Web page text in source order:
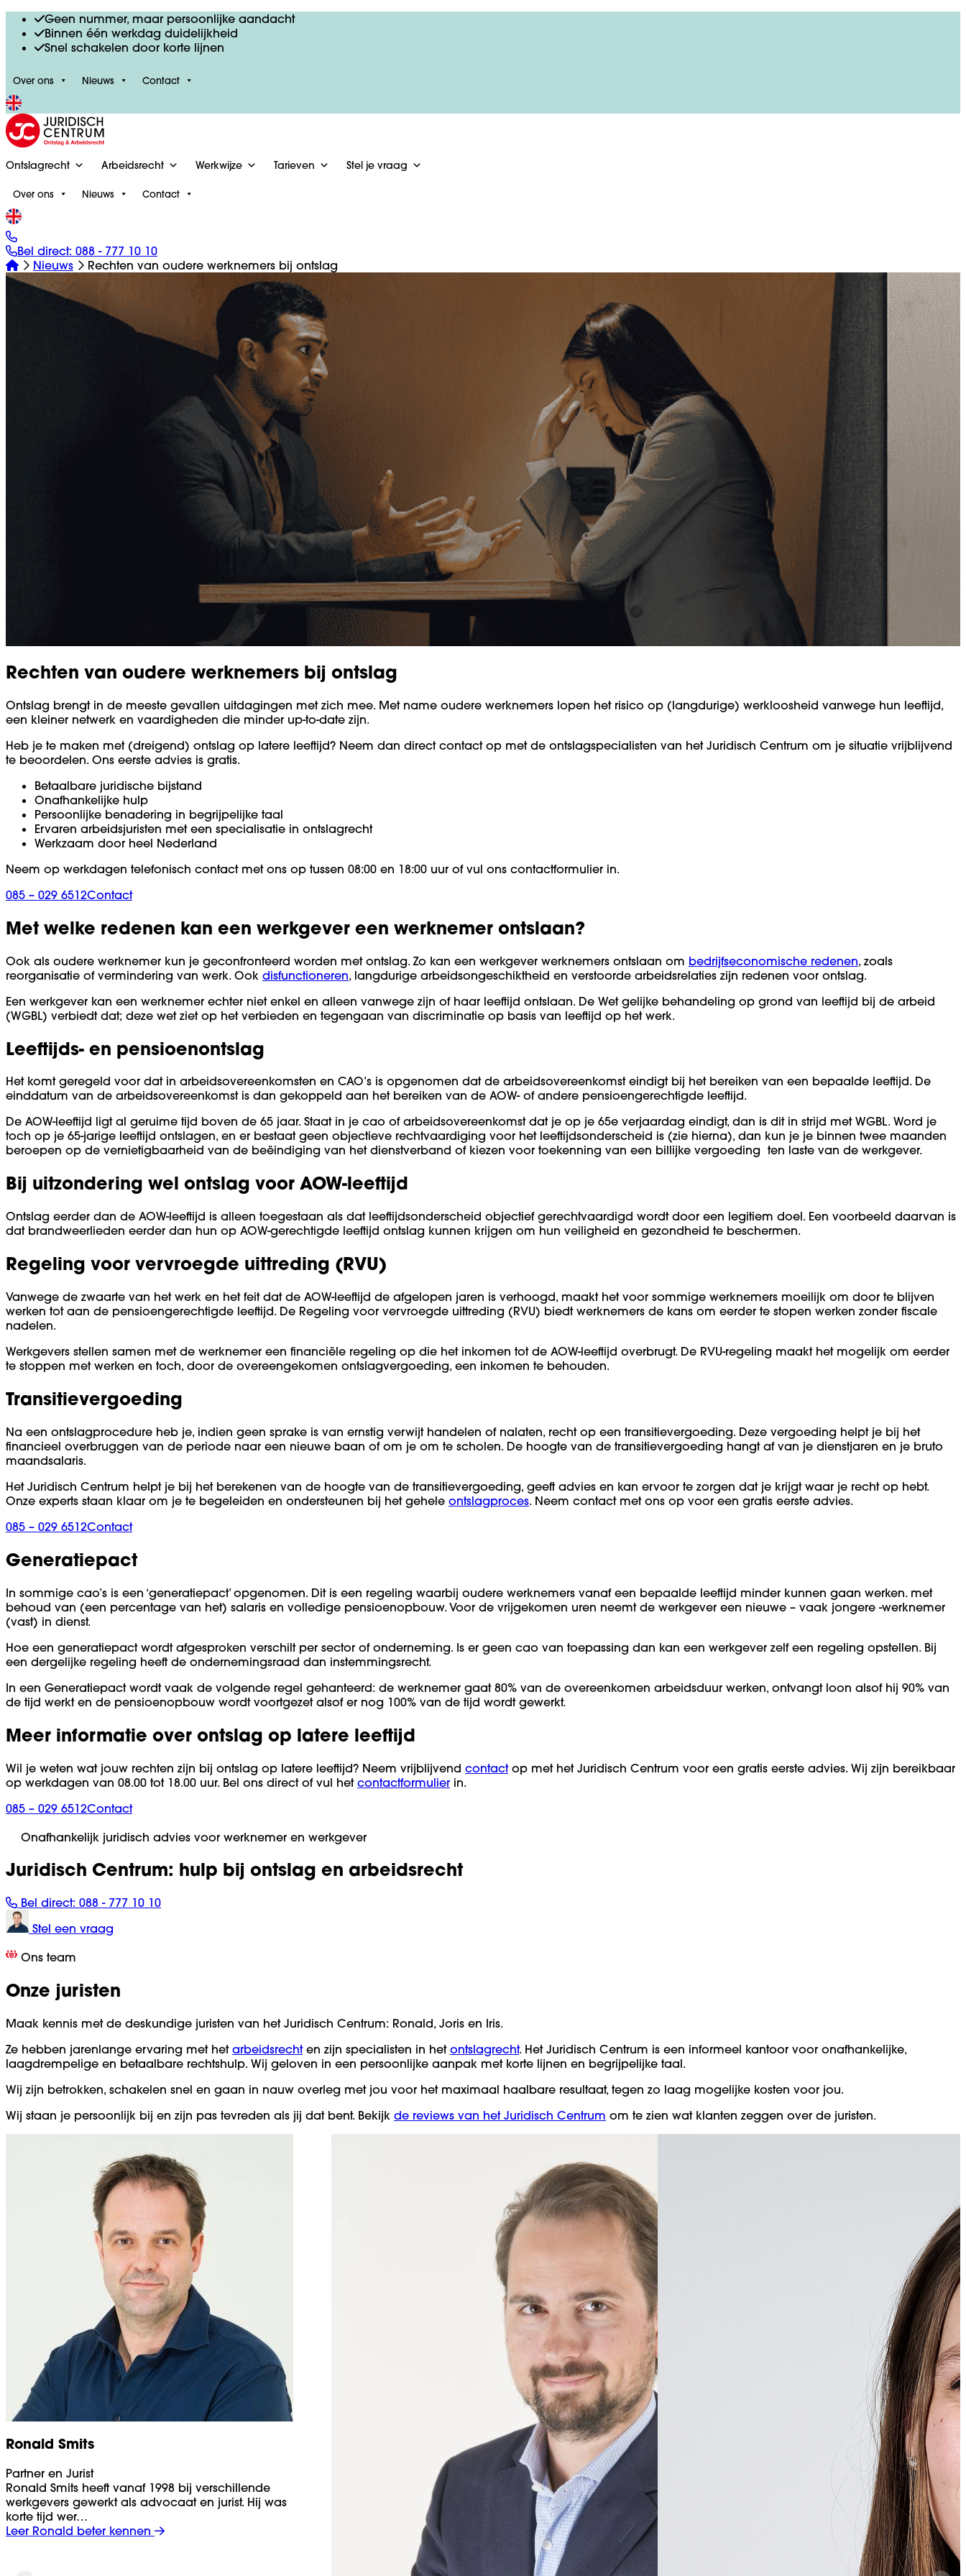
Geen nummer, maar persoonlijke aandacht
Binnen één werkdag duidelijkheid
Snel schakelen door korte lijnen
Over ons Nieuws Contact
Ontslagrecht Arbeidsrecht Werkwijze Tarieven Stel je vraag
Over ons Nieuws Contact
Bel direct: 088 - 777 10 10
Nieuws
Rechten van oudere werknemers bij ontslag
Rechten van oudere werknemers bij ontslag
Ontslag brengt in de meeste gevallen uitdagingen met zich mee. Met name oudere werknemers lopen het risico op (langdurige) werkloosheid vanwege hun leeftijd,
een kleiner netwerk en vaardigheden die minder up-to-date zijn.
Heb je te maken met (dreigend) ontslag op latere leeftijd? Neem dan direct contact op met de ontslagspecialisten van het Juridisch Centrum om je situatie vrijblijvend
te beoordelen. Ons eerste advies is gratis.
Betaalbare juridische bijstand
Onafhankelijke hulp
Persoonlijke benadering in begrijpelijke taal
Ervaren arbeidsjuristen met een specialisatie in ontslagrecht
Werkzaam door heel Nederland
Neem op werkdagen telefonisch contact met ons op tussen 08:00 en 18:00 uur of vul ons contactformulier in.
085 – 029 6512Contact
Met welke redenen kan een werkgever een werknemer ontslaan?
Ook als oudere werknemer kun je geconfronteerd worden met ontslag. Zo kan een werkgever werknemers ontslaan om bedrijfseconomische redenen, zoals
reorganisatie of vermindering van werk. Ook disfunctioneren, langdurige arbeidsongeschiktheid en verstoorde arbeidsrelaties zijn redenen voor ontslag.
Een werkgever kan een werknemer echter niet enkel en alleen vanwege zijn of haar leeftijd ontslaan. De Wet gelijke behandeling op grond van leeftijd bij de arbeid
(WGBL) verbiedt dat; deze wet ziet op het verbieden en tegengaan van discriminatie op basis van leeftijd op het werk.
Leeftijds- en pensioenontslag
Het komt geregeld voor dat in arbeidsovereenkomsten en CAO’s is opgenomen dat de arbeidsovereenkomst eindigt bij het bereiken van een bepaalde leeftijd. De
einddatum van de arbeidsovereenkomst is dan gekoppeld aan het bereiken van de AOW- of andere pensioengerechtigde leeftijd.
De AOW-leeftijd ligt al geruime tijd boven de 65 jaar. Staat in je cao of arbeidsovereenkomst dat je op je 65e verjaardag eindigt, dan is dit in strijd met WGBL. Word je
toch op je 65-jarige leeftijd ontslagen, en er bestaat geen objectieve rechtvaardiging voor het leeftijdsonderscheid is (zie hierna), dan kun je je binnen twee maanden
beroepen op de vernietigbaarheid van de beëindiging van het dienstverband of kiezen voor toekenning van een billijke vergoeding ten laste van de werkgever.
Bij uitzondering wel ontslag voor AOW-leeftijd
Ontslag eerder dan de AOW-leeftijd is alleen toegestaan als dat leeftijdsonderscheid objectief gerechtvaardigd wordt door een legitiem doel. Een voorbeeld daarvan is
dat brandweerlieden eerder dan hun op AOW-gerechtigde leeftijd ontslag kunnen krijgen om hun veiligheid en gezondheid te beschermen.
Regeling voor vervroegde uittreding (RVU)
Vanwege de zwaarte van het werk en het feit dat de AOW-leeftijd de afgelopen jaren is verhoogd, maakt het voor sommige werknemers moeilijk om door te blijven
werken tot aan de pensioengerechtigde leeftijd. De Regeling voor vervroegde uittreding (RVU) biedt werknemers de kans om eerder te stopen werken zonder fiscale
nadelen.
Werkgevers stellen samen met de werknemer een financiële regeling op die het inkomen tot de AOW-leeftijd overbrugt. De RVU-regeling maakt het mogelijk om eerder
te stoppen met werken en toch, door de overeengekomen ontslagvergoeding, een inkomen te behouden.
Transitievergoeding
Na een ontslagprocedure heb je, indien geen sprake is van ernstig verwijt handelen of nalaten, recht op een transitievergoeding. Deze vergoeding helpt je bij het
financieel overbruggen van de periode naar een nieuwe baan of om je om te scholen. De hoogte van de transitievergoeding hangt af van je dienstjaren en je bruto
maandsalaris.
Het Juridisch Centrum helpt je bij het berekenen van de hoogte van de transitievergoeding, geeft advies en kan ervoor te zorgen dat je krijgt waar je recht op hebt.
Onze experts staan klaar om je te begeleiden en ondersteunen bij het gehele ontslagproces. Neem contact met ons op voor een gratis eerste advies.
085 – 029 6512Contact
Generatiepact
In sommige cao’s is een ‘generatiepact’ opgenomen. Dit is een regeling waarbij oudere werknemers vanaf een bepaalde leeftijd minder kunnen gaan werken. met
behoud van (een percentage van het) salaris en volledige pensioenopbouw. Voor de vrijgekomen uren neemt de werkgever een nieuwe – vaak jongere -werknemer
(vast) in dienst.
Hoe een generatiepact wordt afgesproken verschilt per sector of onderneming. Is er geen cao van toepassing dan kan een werkgever zelf een regeling opstellen. Bij
een dergelijke regeling heeft de ondernemingsraad dan instemmingsrecht.
In een Generatiepact wordt vaak de volgende regel gehanteerd: de werknemer gaat 80% van de overeenkomen arbeidsduur werken, ontvangt loon alsof hij 90% van
de tijd werkt en de pensioenopbouw wordt voortgezet alsof er nog 100% van de tijd wordt gewerkt.
Meer informatie over ontslag op latere leeftijd
Wil je weten wat jouw rechten zijn bij ontslag op latere leeftijd? Neem vrijblijvend contactop met het Juridisch Centrum voor een gratis eerste advies. Wij zijn bereikbaar
op werkdagen van 08.00 tot 18.00 uur. Bel ons direct of vul het contactformulier in.
085 – 029 6512Contact
Onafhankelijk juridisch advies voor werknemer en werkgever
Juridisch Centrum: hulp bij ontslag en arbeidsrecht
Bel direct: 088 - 777 10 10
Stel een vraag
Ons team
Onze juristen
Maak kennis met de deskundige juristen van het Juridisch Centrum: Ronald, Joris en Iris.
Ze hebben jarenlange ervaring met het arbeidsrechten zijn specialisten in het ontslagrecht. Het Juridisch Centrum is een informeel kantoor voor onafhankelijke,
laagdrempelige en betaalbare rechtshulp. Wij geloven in een persoonlijke aanpak met korte lijnen en begrijpelijke taal.
Wij zijn betrokken, schakelen snel en gaan in nauw overleg met jou voor het maximaal haalbare resultaat, tegen zo laag mogelijke kosten voor jou.
Wij staan je persoonlijk bij en zijn pas tevreden als jij dat bent. Bekijk de reviews van het Juridisch Centrum om te zien wat klanten zeggen over de juristen.
Ronald Smits
Partner en Jurist
Ronald Smits heeft vanaf 1998 bij verschillende
werkgevers gewerkt als advocaat en jurist. Hij was
korte tijd wer…
Leer Ronald beter kennen